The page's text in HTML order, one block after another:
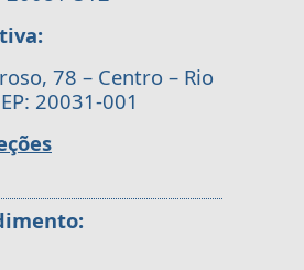
78 – Centro – Rio
20031-001